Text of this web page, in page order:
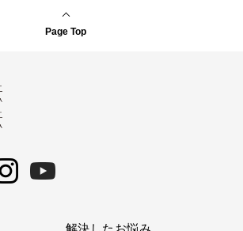
Page Top
解決したお悩み